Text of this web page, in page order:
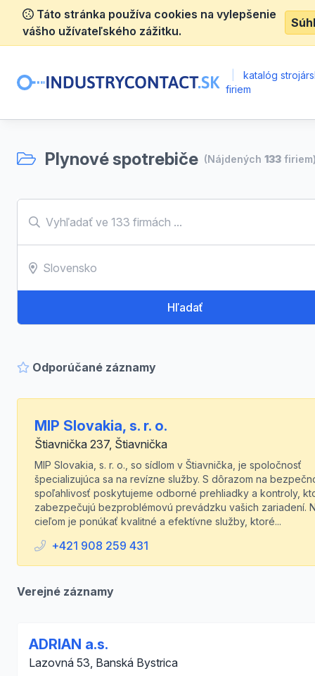
Táto stránka používa cookies na vylepšenie
vášho užívateľského zážitku.
katalóg
firiem
Plynové spotrebiče (Nájdených 133
Hľadať
Odporúčané záznamy
MIP Slovakia, s. r. o.
Štiavnička 237, Štiavnička
MIP Slovakia, s. r. o., so sídlom v Štiavnička, je spoločnosť
špecializujúca sa na revízne služby. S dôrazom na
spoľahlivosť poskytujeme odborné prehliadky a kontroly,
zabezpečujú bezproblémovú prevádzku vašich zariadení.
cieľom je ponúkať kvalitné a efektívne služby, ktoré...
+421 908 259 431
Verejné záznamy
ADRIAN a.s.
Lazovná 53, Banská Bystrica